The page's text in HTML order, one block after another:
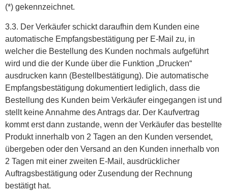
(*) gekennzeichnet.
3.3. Der Verkäufer schickt daraufhin dem Kunden eine
automatische Empfangsbestätigung per E-Mail zu, in
welcher die Bestellung des Kunden nochmals aufgeführt
wird und die der Kunde über die Funktion „Drucken“
ausdrucken kann (Bestellbestätigung). Die automatische
Empfangsbestätigung dokumentiert lediglich, dass die
Bestellung des Kunden beim Verkäufer eingegangen ist und
stellt keine Annahme des Antrags dar. Der Kaufvertrag
kommt erst dann zustande, wenn der Verkäufer das bestellte
Produkt innerhalb von 2 Tagen an den Kunden versendet,
übergeben oder den Versand an den Kunden innerhalb von
2 Tagen mit einer zweiten E-Mail, ausdrücklicher
Auftragsbestätigung oder Zusendung der Rechnung
bestätigt hat.